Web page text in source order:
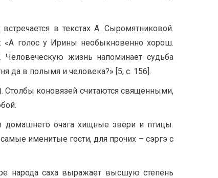
в текстах А. Сыромятниковой.
«А голос у Ирины необыкновенно хорош.
жизнь напоминает судьба
да в полымя и человека?» [5, с. 156].
Столбы коновязей считаются священными,
домашнего очага хищные звери и птицы.
именитые гости, для прочих – сэргэ с
народа саха выражает высшую степень